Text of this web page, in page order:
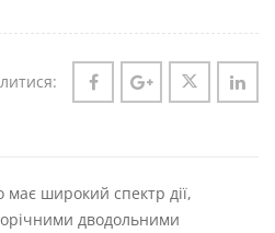
широкий спектр дії,
дводольними